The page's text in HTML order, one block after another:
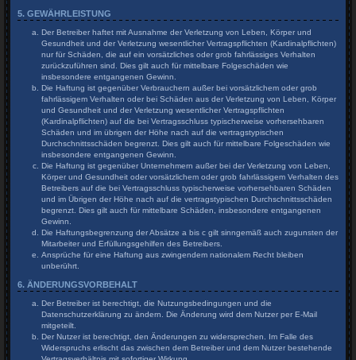
5. GEWÄHRLEISTUNG
Der Betreiber haftet mit Ausnahme der Verletzung von Leben, Körper und
Gesundheit und der Verletzung wesentlicher Vertragspflichten (Kardinalpflichten)
nur für Schäden, die auf ein vorsätzliches oder grob fahrlässiges Verhalten
zurückzuführen sind. Dies gilt auch für mittelbare Folgeschäden wie
insbesondere entgangenen Gewinn.
Die Haftung ist gegenüber Verbrauchern außer bei vorsätzlichem oder grob
fahrlässigem Verhalten oder bei Schäden aus der Verletzung von Leben, Körper
und Gesundheit und der Verletzung wesentlicher Vertragspflichten
(Kardinalpflichten) auf die bei Vertragsschluss typischerweise vorhersehbaren
Schäden und im übrigen der Höhe nach auf die vertragstypischen
Durchschnittsschäden begrenzt. Dies gilt auch für mittelbare Folgeschäden wie
insbesondere entgangenen Gewinn.
Die Haftung ist gegenüber Unternehmern außer bei der Verletzung von Leben,
Körper und Gesundheit oder vorsätzlichem oder grob fahrlässigem Verhalten des
Betreibers auf die bei Vertragsschluss typischerweise vorhersehbaren Schäden
und im Übrigen der Höhe nach auf die vertragstypischen Durchschnittsschäden
begrenzt. Dies gilt auch für mittelbare Schäden, insbesondere entgangenen
Gewinn.
Die Haftungsbegrenzung der Absätze a bis c gilt sinngemäß auch zugunsten der
Mitarbeiter und Erfüllungsgehilfen des Betreibers.
Ansprüche für eine Haftung aus zwingendem nationalem Recht bleiben
unberührt.
6. ÄNDERUNGSVORBEHALT
Der Betreiber ist berechtigt, die Nutzungsbedingungen und die
Datenschutzerklärung zu ändern. Die Änderung wird dem Nutzer per E-Mail
mitgeteilt.
Der Nutzer ist berechtigt, den Änderungen zu widersprechen. Im Falle des
Widerspruchs erlischt das zwischen dem Betreiber und dem Nutzer bestehende